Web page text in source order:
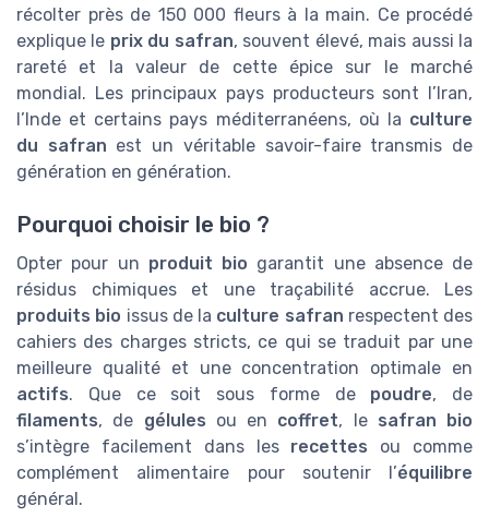
récolter près de 150 000 fleurs à la main. Ce procédé
explique le prix du safran, souvent élevé, mais aussi la
rareté et la valeur de cette épice sur le marché
mondial. Les principaux pays producteurs sont l’Iran,
l’Inde et certains pays méditerranéens, où la culture
du safran est un véritable savoir-faire transmis de
génération en génération.
Pourquoi choisir le bio ?
Opter pour un produit bio garantit une absence de
résidus chimiques et une traçabilité accrue. Les
produits bio issus de la culture safran respectent des
cahiers des charges stricts, ce qui se traduit par une
meilleure qualité et une concentration optimale en
actifs. Que ce soit sous forme de poudre, de
filaments, de gélules ou en coffret, le safran bio
s’intègre facilement dans les recettes ou comme
complément alimentaire pour soutenir l’équilibre
général.